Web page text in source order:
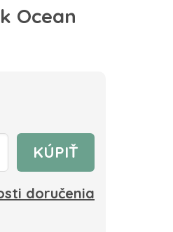
Ocean
KÚPIŤ
doručenia